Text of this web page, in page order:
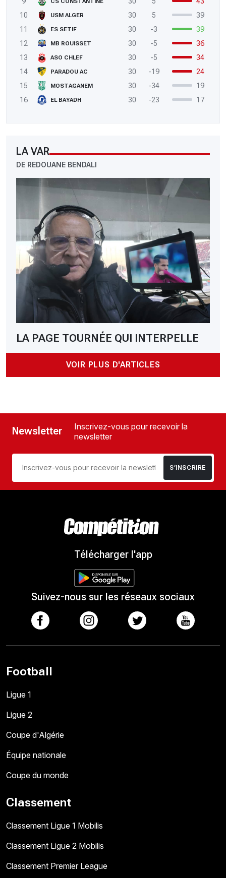
10
USM ALGER 30 5
39
11
ES SETIF 30 -3
39
12
MB ROUISSET 30 -5
36
13
ASO CHLEF 30 -5
34
14
PARADOU AC 30 -19
24
15
MOSTAGANEM 30 -34
19
16
EL BAYADH 30 -23 17
LA VAR
DE REDOUANE BENDALI
LA PAGE TOURNÉE QUI INTERPELLE
VOIR PLUS D'ARTICLES
Newsletter
Inscrivez-vous pour recevoir la
newsletter
S’INSCRIRE
Télécharger l'app
Suivez-nous sur les réseaux sociaux
Football
Ligue 1
Ligue 2
Coupe d'Algérie
Équipe nationale
Coupe du monde
Classement
Classement Ligue 1 Mobilis
Classement Ligue 2 Mobilis
Classement Premier League